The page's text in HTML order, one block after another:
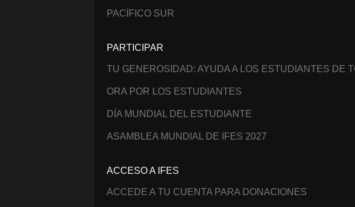
PACÍFICO SUR
PARTICIPAR
TU GENEROSIDAD: AYUDA A LOS ESTUDIANTES DE
ORA POR LOS ESTUDIANTES
DÍA MUNDIAL DEL ESTUDIANTE
ASAMBLEA MUNDIAL DE IFES 2027
ACCESO A IFES
ACCEDE A TU CUENTA PARA DONACIONES